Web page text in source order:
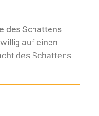
des Schattens
auf einen
des Schattens